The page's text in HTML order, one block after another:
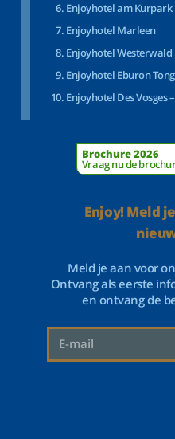
Enjoyhotel am
Enjoyhotel Marleen
Enjoyhotel Westerwald
Enjoyhotel Eburon
Enjoyhotel Des Vosges
Brochure 2026
Vraag nu de
Enjoy! Meld
Meld je aan voor
Ontvang als eerste
en ontvang de